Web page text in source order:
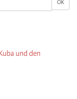
OK
und den